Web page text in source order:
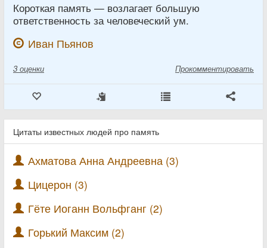
Короткая память — возлагает большую
ответственность за человеческий ум.
Иван Пьянов
3 оценки Прокомментировать
Цитаты известных людей про память
Ахматова Анна Андреевна (3)
Цицерон (3)
Гёте Иоганн Вольфганг (2)
Горький Максим (2)